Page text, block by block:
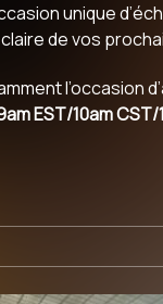
unique
de vos
l’occasion
EST/10am CST/